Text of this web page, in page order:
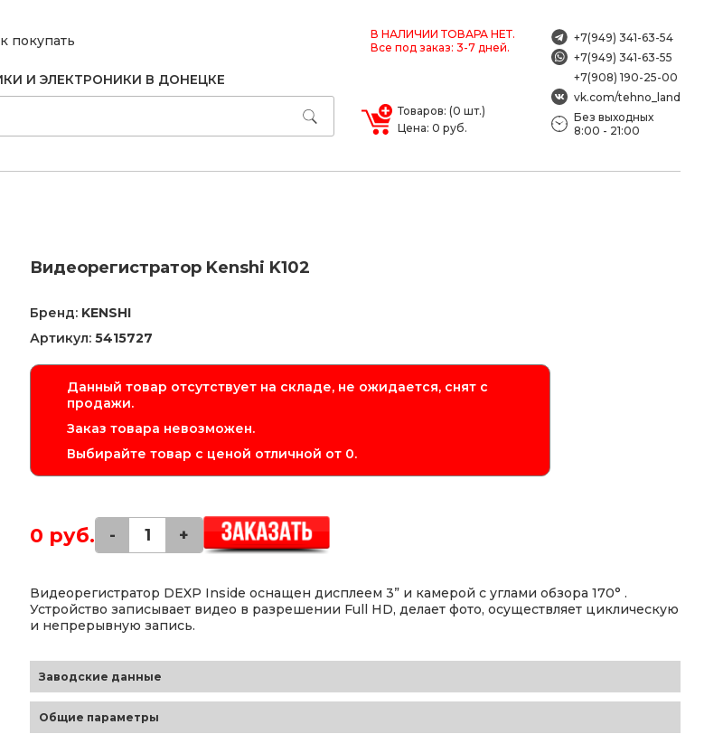
покупать
В НАЛИЧИИ ТОВАРА НЕТ.
Все под заказ: 3-7 дней.
И ЭЛЕКТРОНИКИ В ДОНЕЦКЕ
Товаров: (0 шт.)
Цена: 0 руб.
+7(949) 341-63-54
+7(949) 341-63-55
+7(908) 190-25-00
vk.com/tehno_land
Без выходных
8:00 - 21:00
Видеорегистратор Kenshi K102
Бренд: KENSHI
Артикул: 5415727
Данный товар отсутствует на складе, не ожидается, снят с
продажи.
Заказ товара невозможен.
Выбирайте товар с ценой отличной от 0.
0 руб. - +
Видеорегистратор DEXP Inside оснащен дисплеем 3” и камерой с углами обзора 170° .
Устройство записывает видео в разрешении Full HD, делает фото, осуществляет циклическую
и непрерывную запись.
Заводские данные
Общие параметры